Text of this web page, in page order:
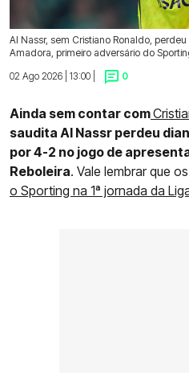
Al Nassr, sem Cristiano Ronaldo,
Amadora, primeiro adversário do
02 Ago 2026 | 13:00 |
0
Ainda sem contar com
saudita Al Nassr perdeu
por 4-2 no jogo de
Reboleira. Vale lembrar que os
o Sporting na 1ª jornada da